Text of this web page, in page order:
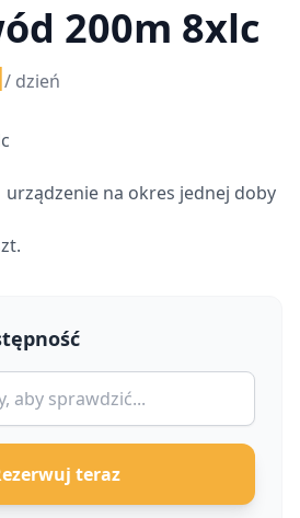
200m 8xlc
/ dzień
urządzenie na okres jednej doby
teraz